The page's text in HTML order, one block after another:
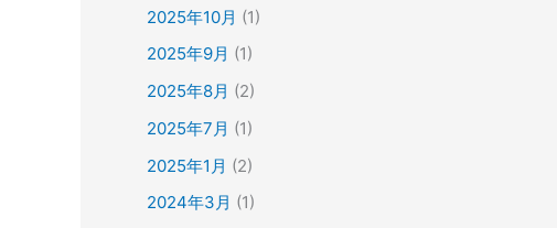
2025年10月 (1)
2025年9月 (1)
2025年8月 (2)
2025年7月 (1)
2025年1月 (2)
2024年3月 (1)